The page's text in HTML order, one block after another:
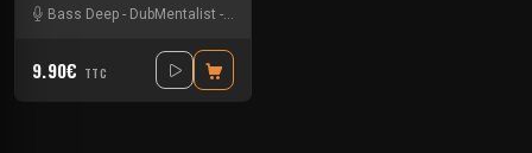
Bass Deep - DubMentalist -
9.90€ TTC